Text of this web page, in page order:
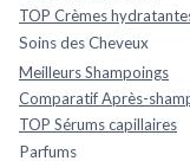
TOP Crèmes
Soins des Cheveux
Meilleurs Shampoings
Comparatif Après-
TOP Sérums capillaires
Parfums